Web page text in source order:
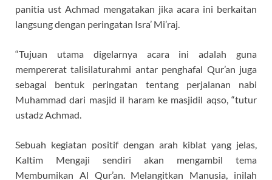
panitia ust Achmad mengatakan jika acara ini berkaitan
langsung dengan peringatan Isra’ Mi’raj.
“Tujuan utama digelarnya acara ini adalah guna
mempererat talisilaturahmi antar penghafal Qur’an juga
sebagai bentuk peringatan tentang perjalanan nabi
Muhammad dari masjid il haram ke masjidil aqso, “tutur
ustadz Achmad.
Sebuah kegiatan positif dengan arah kiblat yang jelas,
Kaltim Mengaji sendiri akan mengambil tema
Membumikan Al Qur’an. Melangitkan Manusia, inilah